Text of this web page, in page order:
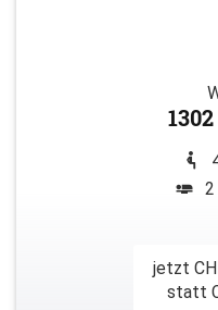
2
jetzt
statt